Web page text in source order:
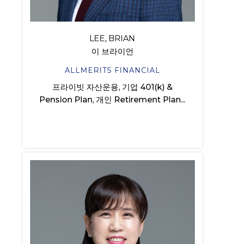
LEE, BRIAN
이 브라이언
ALLMERITS FINANCIAL
프라이빗 자산운용, 기업 401(k) &
Pension Plan, 개인 Retirement Plan...